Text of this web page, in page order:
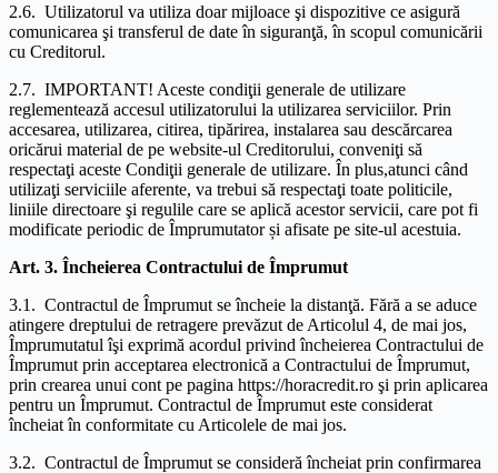
2.6. Utilizatorul va utiliza doar mijloace şi dispozitive ce asigură
comunicarea şi transferul de date în siguranţă, în scopul comunicării
cu Creditorul.
2.7. IMPORTANT! Aceste condiţii generale de utilizare
reglementează accesul utilizatorului la utilizarea serviciilor. Prin
accesarea, utilizarea, citirea, tipărirea, instalarea sau descărcarea
oricărui material de pe website-ul Creditorului, conveniţi să
respectaţi aceste Condiţii generale de utilizare. În plus,atunci când
utilizaţi serviciile aferente, va trebui să respectaţi toate politicile,
liniile directoare şi regulile care se aplică acestor servicii, care pot fi
modificate periodic de Împrumutator și afisate pe site-ul acestuia.
Art. 3. Încheierea Contractului de Împrumut
3.1. Contractul de Împrumut se încheie la distanţă. Fără a se aduce
atingere dreptului de retragere prevăzut de Articolul 4, de mai jos,
Împrumutatul îşi exprimă acordul privind încheierea Contractului de
Împrumut prin acceptarea electronică a Contractului de Împrumut,
prin crearea unui cont pe pagina https://horacredit.ro şi prin aplicarea
pentru un Împrumut. Contractul de Împrumut este considerat
încheiat în conformitate cu Articolele de mai jos.
3.2. Contractul de Împrumut se consideră încheiat prin confirmarea